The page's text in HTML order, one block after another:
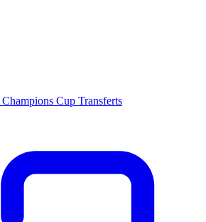
Champions Cup Transferts